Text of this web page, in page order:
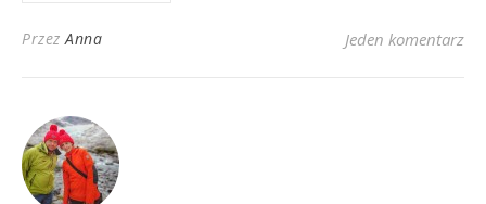
PrzezAnna Jeden komentarz